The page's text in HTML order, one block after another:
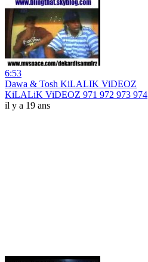
6:53
Dawa & Tosh KiLALIK ViDEOZ
KiLALiK ViDEOZ 971 972 973 974
il y a 19 ans